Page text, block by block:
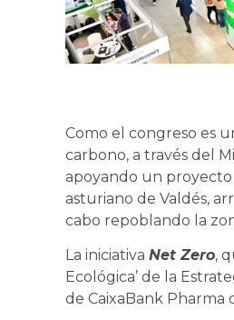
Como el congreso es
carbono, a través del
apoyando un
asturiano de Valdés,
cabo repoblando la
La iniciativa Net Zero,
Ecológica’ de la
de CaixaBank Pharma